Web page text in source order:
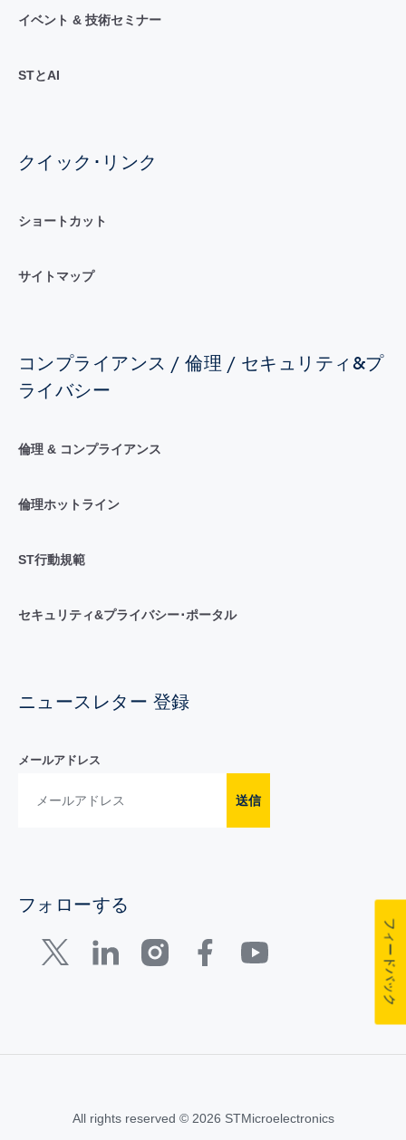
イベント & 技術セミナー
STとAI
クイック･リンク
ショートカット
サイトマップ
コンプライアンス / 倫理 / セキュリティ&プ
ライバシー
倫理 & コンプライアンス
倫理ホットライン
ST行動規範
セキュリティ&プライバシー･ポータル
ニュースレター 登録
メールアドレス
送信
フォローする
All rights reserved © 2026 STMicroelectronics
フィードバック